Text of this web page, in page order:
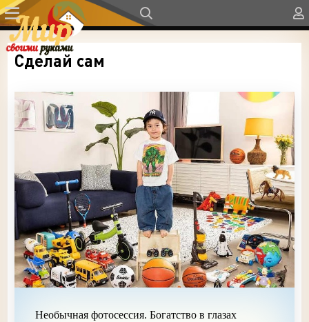
Сделай сам
Необычная фотосессия. Богатство в глазах